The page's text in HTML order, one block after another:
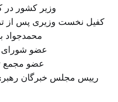
• وزیر کشور در
محمدجواد باهنر
• عضو
• عضو
• رییس مجلس خبرگان رهبری (اسفند